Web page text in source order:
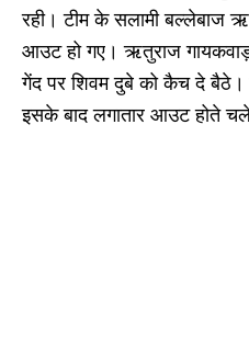
रही। टीम के सलामी बल्लेबाज
आउट हो गए। ऋतुराज
गेंद पर शिवम दुबे को कैच दे बैठे।
इसके बाद लगातार आउट होते